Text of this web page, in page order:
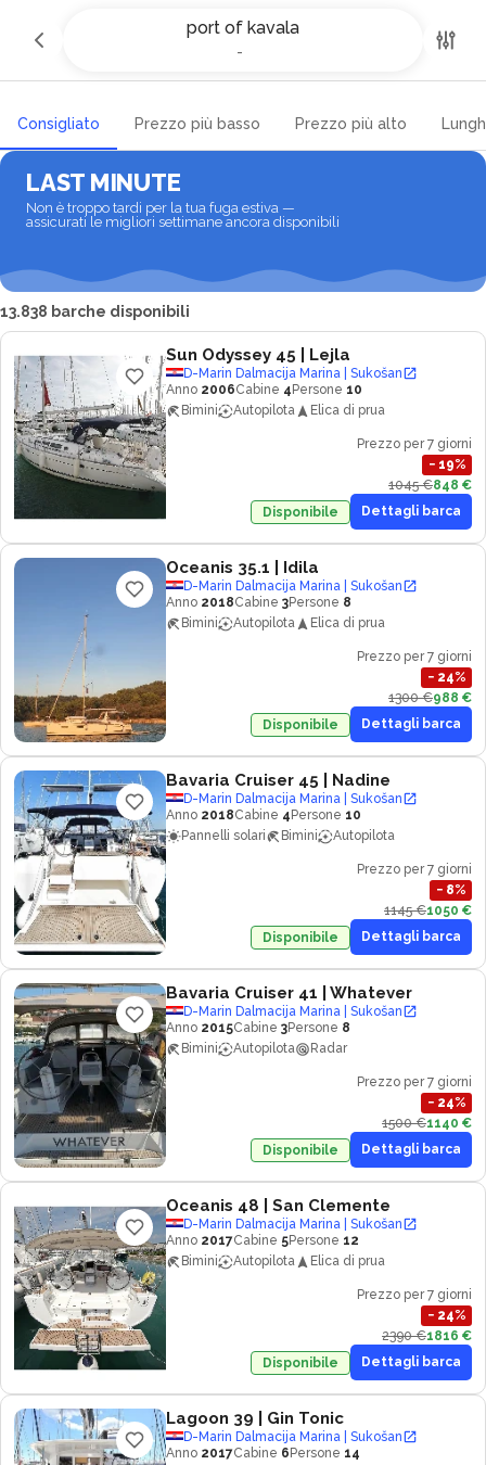
port of kavala
-
Noleggio yacht e barche a port
of kavala
Consigliato Prezzo più basso Prezzo più alto
LAST MINUTE
Non è troppo tardi per la tua fuga estiva —
assicurati le migliori settimane ancora disponibili
13.838 barche disponibili
Sun Odyssey 45 | Lejla
D-Marin Dalmacija Marina | Sukošan
Anno 2006Cabine 4 Persone 10
Bimini
Autopilota Elica di prua
Prezzo per 7 giorni
− 19%
1045 €848 €
Disponibile
Dettagli barca
Oceanis 35.1 | Idila
D-Marin Dalmacija Marina | Sukošan
Anno 2018Cabine 3Persone 8
Bimini
Autopilota Elica di prua
Prezzo per 7 giorni
− 24%
1300 €988 €
Disponibile
Dettagli barca
Bavaria Cruiser 45 | Nadine
D-Marin Dalmacija Marina | Sukošan
Anno 2018Cabine 4 Persone 10
Pannelli solari
Bimini Autopilota
Prezzo per 7 giorni
− 8%
1145 €1050 €
Disponibile
Dettagli barca
Bavaria Cruiser 41 | Whatever
D-Marin Dalmacija Marina | Sukošan
Anno 2015Cabine 3Persone 8
Bimini
Autopilota Radar
Prezzo per 7 giorni
− 24%
1500 €1140 €
Disponibile
Dettagli barca
Oceanis 48 | San Clemente
D-Marin Dalmacija Marina | Sukošan
Anno 2017Cabine 5Persone 12
Bimini
Autopilota Elica di prua
Prezzo per 7 giorni
− 24%
2390 €1816 €
Disponibile
Dettagli barca
Lagoon 39 | Gin Tonic
D-Marin Dalmacija Marina | Sukošan
Anno 2017Cabine 6 Persone 14